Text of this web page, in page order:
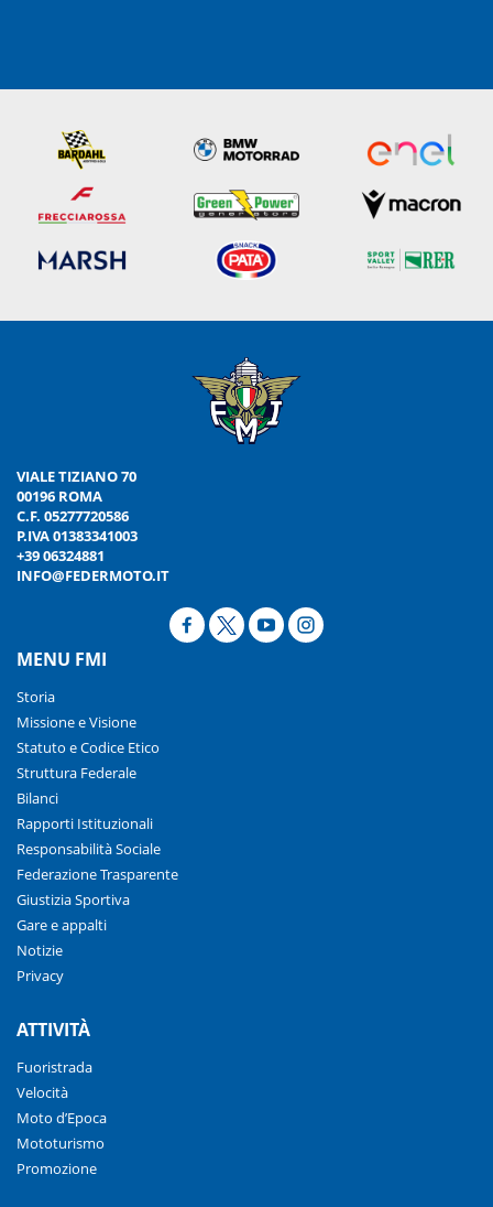
VIALE TIZIANO 70
00196 ROMA
C.F. 05277720586
P.IVA 01383341003
+39 06324881
INFO@FEDERMOTO.IT
MENU FMI
Storia
Missione e Visione
Statuto e Codice Etico
Struttura Federale
Bilanci
Rapporti Istituzionali
Responsabilità Sociale
Federazione Trasparente
Giustizia Sportiva
Gare e appalti
Notizie
Privacy
ATTIVITÀ
Fuoristrada
Velocità
Moto d’Epoca
Mototurismo
Promozione